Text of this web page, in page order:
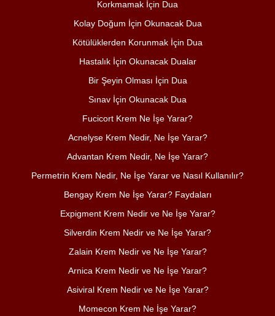
Korkmamak İçin Dua
Kolay Doğum İçin Okunacak Dua
Kötülüklerden Korunmak İçin Dua
Hastalık İçin Okunacak Dualar
Bir Şeyin Olması İçin Dua
Sınav İçin Okunacak Dua
Fucicort Krem Ne İşe Yarar?
Acnelyse Krem Nedir, Ne İşe Yarar?
Advantan Krem Nedir, Ne İşe Yarar?
Permetrin Krem Nedir, Ne İşe Yarar ve Nasıl Kullanılır?
Bengay Krem Ne İşe Yarar? Faydaları
Expigment Krem Nedir ve Ne İşe Yarar?
Silverdin Krem Nedir ve Ne İşe Yarar?
Zalain Krem Nedir ve Ne İşe Yarar?
Arnica Krem Nedir ve Ne İşe Yarar?
Asiviral Krem Nedir ve Ne İşe Yarar?
Momecon Krem Ne İşe Yarar?